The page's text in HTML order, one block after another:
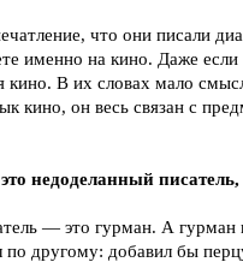
что они писали
именно на кино. Даже
кино. В их словах мало
кино, он весь связан с
недоделанный
— это гурман. А гурман
по другому: добавил бы